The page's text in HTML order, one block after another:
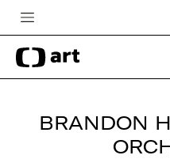
Česká televize
Zpravodajství
BRANDON